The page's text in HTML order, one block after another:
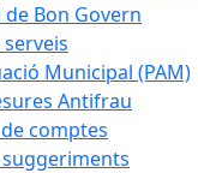
de Bon Govern
Municipal (PAM)
Antifrau
comptes